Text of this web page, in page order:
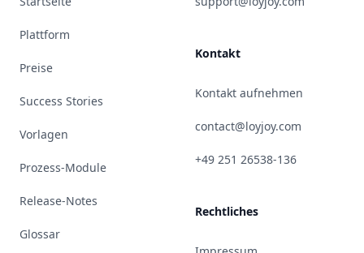
Plattform
Preise
Success Stories
Vorlagen
Prozess-Module
Release-Notes
Glossar
Kontakt
Kontakt aufnehmen
contact@loyjoy.com
+49 251 26538-136
Rechtliches